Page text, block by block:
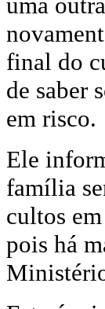
final do
de saber
em risco.
Ele
família
cultos
pois há